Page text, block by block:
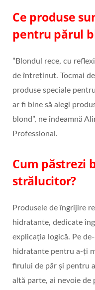
Ce produse
pentru părul
”Blondul rece, cu
de întreținut. Tocmai
produse speciale
ar fi bine să alegi
blond”, ne îndeamnă
Professional.
Cum păstrezi
strălucitor?
Produsele de îngrijire
hidratante, dedicate
explicația logică. Pe
hidratante pentru a-ţi
firului de păr şi pentru
altă parte, ai nevoie de